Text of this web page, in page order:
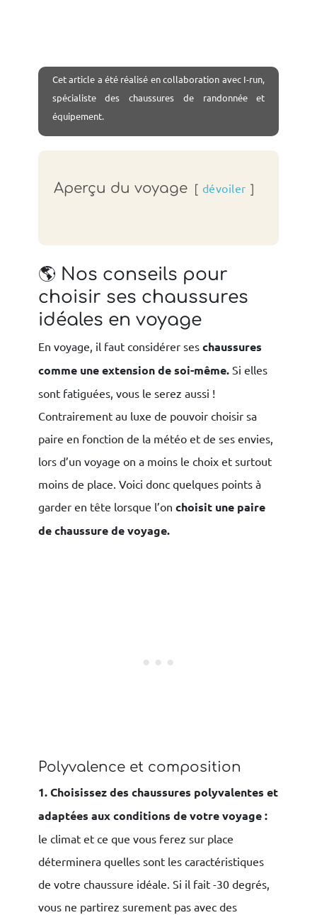
Cet article a été réalisé en collaboration avec I-run,
spécialiste des chaussures de randonnée et
équipement.
Aperçu du voyage dévoiler
🌎 Nos conseils pour
choisir ses chaussures
idéales en voyage
En voyage, il faut considérer ses chaussures
comme une extension de soi-même.Si elles
sont fatiguées, vous le serez aussi !
Contrairement au luxe de pouvoir choisir sa
paire en fonction de la météo et de ses envies,
lors d’un voyage on a moins le choix et surtout
moins de place. Voici donc quelques points à
garder en tête lorsque l’on choisit une paire
de chaussure de voyage.
Polyvalence et composition
1. Choisissez des chaussures polyvalentes et
adaptées aux conditions de votre voyage :
le climat et ce que vous ferez sur place
déterminera quelles sont les caractéristiques
de votre chaussure idéale. Si il fait -30 degrés,
vous ne partirez surement pas avec des